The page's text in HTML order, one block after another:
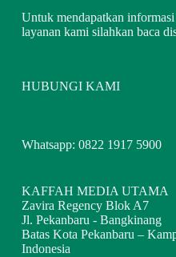
Untuk mendapatkan
layanan kami silahkan baca
HUBUNGI KAMI
Whatsapp: 0822 1917 5900
KAFFAH MEDIA UTAMA
Zavira Regency Blok A7
Jl. Pekanbaru - Bangkinang
Batas Kota Pekanbaru –
Indonesia